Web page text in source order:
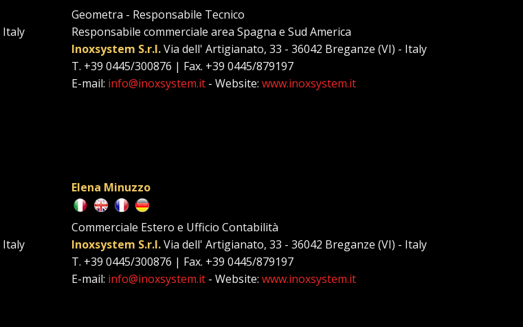
Italy
Geometra - Responsabile Tecnico
Responsabile commerciale area Spagna e Sud America
Inoxsystem S.r.l.Via dell' Artigianato, 33 - 36042 Breganze (VI) - Italy
T. +39 0445/300876 | Fax. +39 0445/879197
E-mail: info@inoxsystem.it - Website: www.inoxsystem.it
Italy
Elena Minuzzo
Commerciale Estero e Ufficio Contabilità
Inoxsystem S.r.l.Via dell' Artigianato, 33 - 36042 Breganze (VI) - Italy
T. +39 0445/300876 | Fax. +39 0445/879197
E-mail: info@inoxsystem.it - Website: www.inoxsystem.it